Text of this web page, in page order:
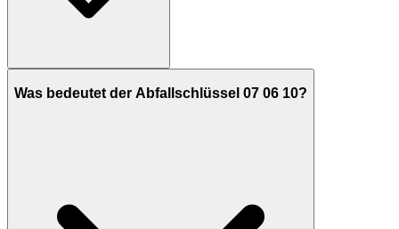
Was bedeutet der Abfallschlüssel 07 06 10?